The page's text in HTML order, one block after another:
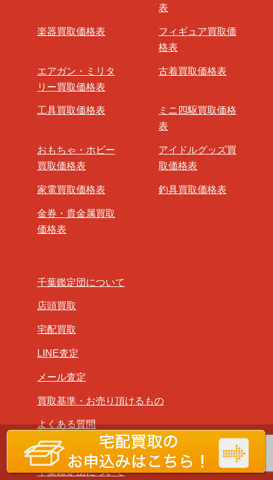
表
楽器買取価格表
フィギュア買取価
格表
エアガン・ミリタ
リー買取価格表
古着買取価格表
工具買取価格表
ミニ四駆買取価格
表
おもちゃ・ホビー
買取価格表
アイドルグッズ買
取価格表
家電買取価格表 釣具買取価格表
金券・貴金属買取
価格表
千葉鑑定団について
店頭買取
宅配買取
LINE査定
メール査定
買取基準・お売り頂けるもの
よくある質問
音楽スタジオ
千葉鑑定団について